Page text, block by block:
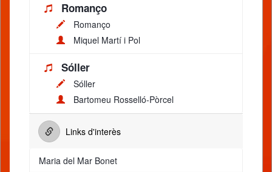
Romanço
Romanço
Miquel Martí i Pol
Sóller
Sóller
Bartomeu Rosselló-Pòrcel
Links d'interès
Maria del Mar Bonet